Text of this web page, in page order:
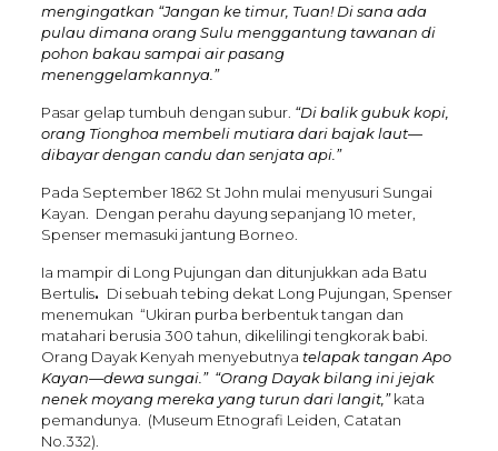
mengingatkan “Jangan ke timur, Tuan! Di sana ada
pulau dimana orang Sulu menggantung tawanan di
pohon bakau sampai air pasang
menenggelamkannya.”
Pasar gelap tumbuh dengan subur. “Di balik gubuk kopi,
orang Tionghoa membeli mutiara dari bajak laut—
dibayar dengan candu dan senjata api.”
Pada September 1862 St John mulai menyusuri Sungai
Kayan. Dengan perahu dayung sepanjang 10 meter,
Spenser memasuki jantung Borneo.
Ia mampir di Long Pujungan dan ditunjukkan ada Batu
Bertulis. Di sebuah tebing dekat Long Pujungan, Spenser
menemukan “Ukiran purba berbentuk tangan dan
matahari berusia 300 tahun, dikelilingi tengkorak babi.
Orang Dayak Kenyah menyebutnya telapak tangan Apo
Kayan—dewa sungai.” “Orang Dayak bilang ini jejak
nenek moyang mereka yang turun dari langit,”kata
pemandunya. (Museum Etnografi Leiden, Catatan
No.332).